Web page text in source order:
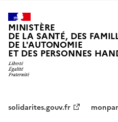
MINISTÈRE
DE LA SANTÉ, DES
DE L'AUTONOMIE
ET DES PERSONNES
solidarites.gouv.fr